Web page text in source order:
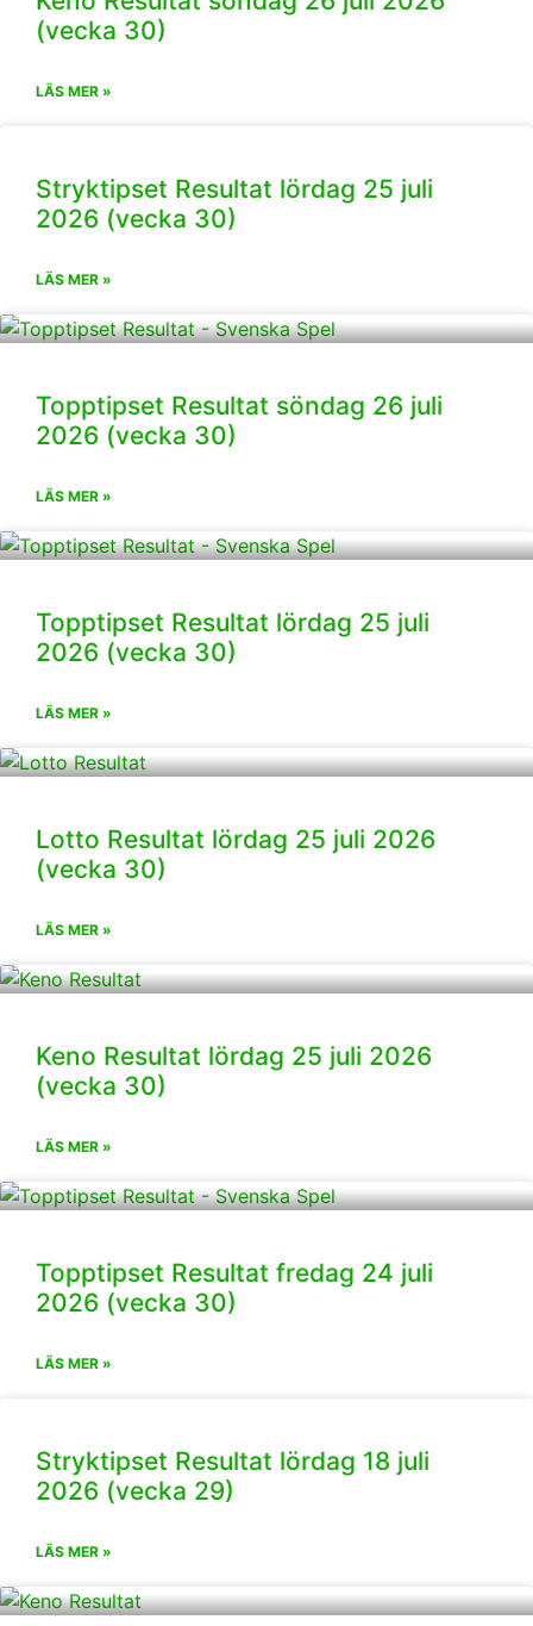
(vecka 30)
LÄS MER »
Stryktipset Resultat lördag 25 juli
2026 (vecka 30)
LÄS MER »
Topptipset Resultat söndag 26 juli
2026 (vecka 30)
LÄS MER »
Topptipset Resultat lördag 25 juli
2026 (vecka 30)
LÄS MER »
Lotto Resultat lördag 25 juli 2026
(vecka 30)
LÄS MER »
Keno Resultat lördag 25 juli 2026
(vecka 30)
LÄS MER »
Topptipset Resultat fredag 24 juli
2026 (vecka 30)
LÄS MER »
Stryktipset Resultat lördag 18 juli
2026 (vecka 29)
LÄS MER »